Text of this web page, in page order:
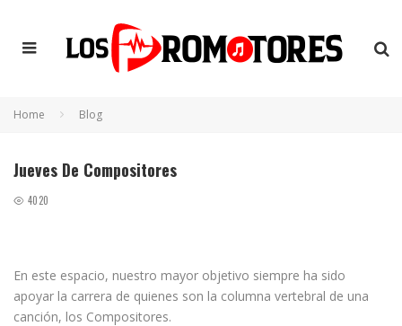
Home Blog
Jueves De Compositores
4020
En este espacio, nuestro mayor objetivo siempre ha sido
apoyar la carrera de quienes son la columna vertebral de una
canción, los Compositores.